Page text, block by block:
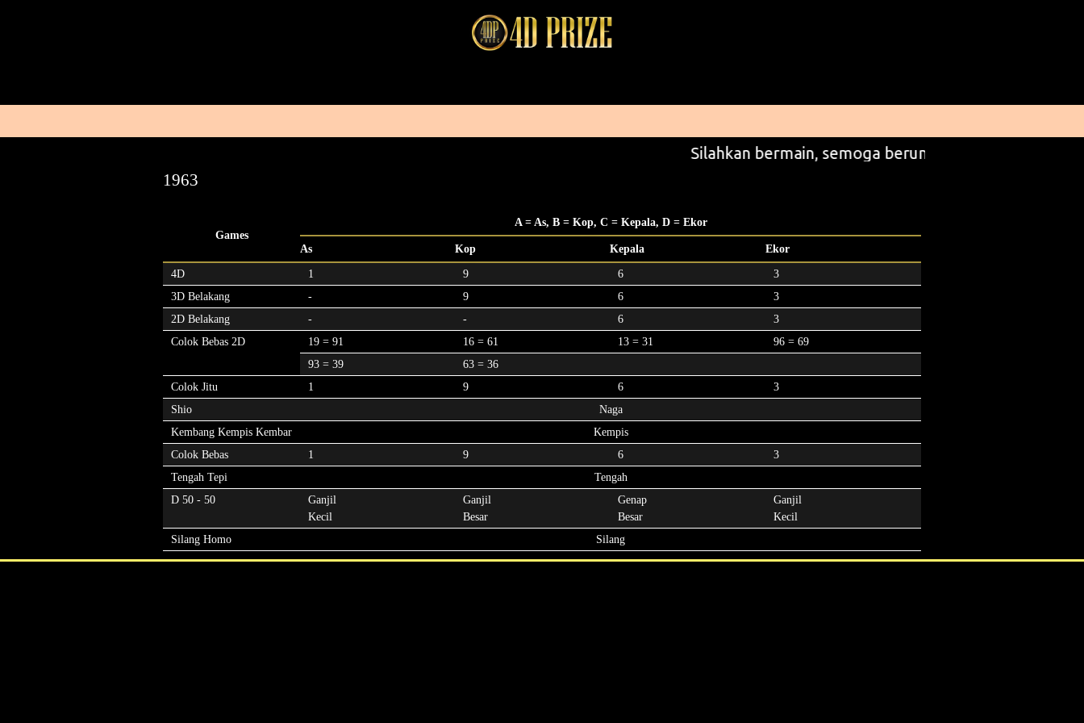
Silahkan bermain, semoga beruntung
1963
Games
A = As, B = Kop, C = Kepala, D = Ekor
As Kop Kepala Ekor
4D 1 9 6
3
3D Belakang
- 9 6
3
2D Belakang
- - 6
3
Colok Bebas 2D
19 = 91 16 = 61 13 = 31
96 = 69
93 = 39
63 = 36
Colok Jitu
1 9 6
3
Shio
Naga
Kembang Kempis Kembar
Kempis
Colok Bebas
1 9 6
3
Tengah Tepi
Tengah
D 50 - 50
Ganjil
Kecil
Ganjil
Besar
Genap
Besar
Ganjil
Kecil
Silang Homo
Silang